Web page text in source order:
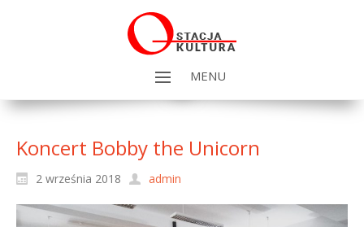
MENU
Koncert Bobby the Unicorn
2 września 2018 admin